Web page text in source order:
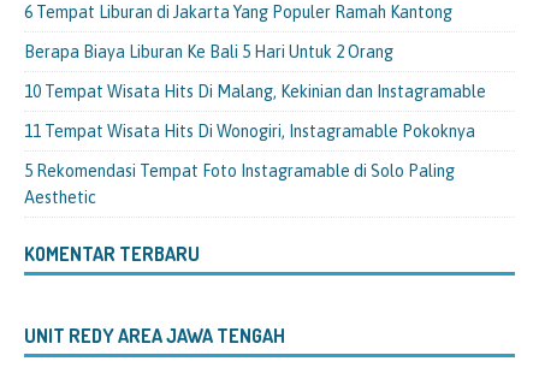
6 Tempat Liburan di Jakarta Yang Populer Ramah Kantong
Berapa Biaya Liburan Ke Bali 5 Hari Untuk 2 Orang
10 Tempat Wisata Hits Di Malang, Kekinian dan Instagramable
11 Tempat Wisata Hits Di Wonogiri, Instagramable Pokoknya
5 Rekomendasi Tempat Foto Instagramable di Solo Paling
Aesthetic
KOMENTAR TERBARU
UNIT REDY AREA JAWA TENGAH